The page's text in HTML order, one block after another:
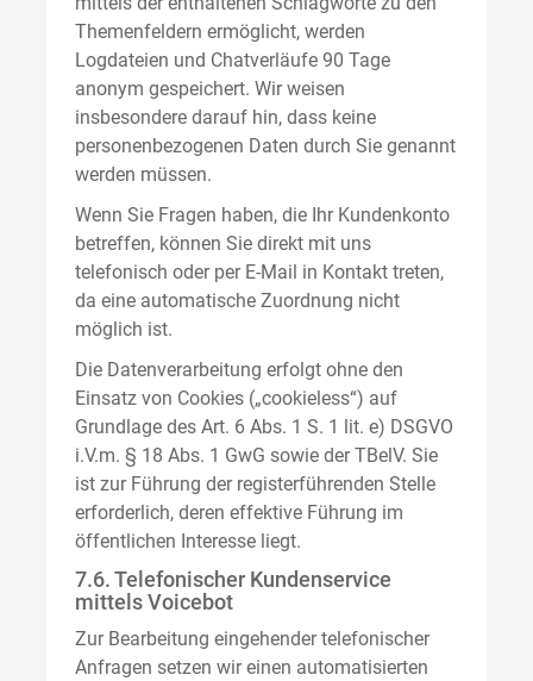
Themenfeldern ermöglicht, werden
Logdateien und Chatverläufe 90 Tage
anonym gespeichert. Wir weisen
insbesondere darauf hin, dass keine
personenbezogenen Daten durch Sie genannt
werden müssen.
Wenn Sie Fragen haben, die Ihr Kundenkonto
betreffen, können Sie direkt mit uns
telefonisch oder per E-Mail in Kontakt treten,
da eine automatische Zuordnung nicht
möglich ist.
Die Datenverarbeitung erfolgt ohne den
Einsatz von Cookies („cookieless“) auf
Grundlage des Art. 6 Abs. 1 S. 1 lit. e) DSGVO
i.V.m. § 18 Abs. 1 GwG sowie der TBelV. Sie
ist zur Führung der registerführenden Stelle
erforderlich, deren effektive Führung im
öffentlichen Interesse liegt.
7.6. Telefonischer Kundenservice
mittels Voicebot
Zur Bearbeitung eingehender telefonischer
Anfragen setzen wir einen automatisierten